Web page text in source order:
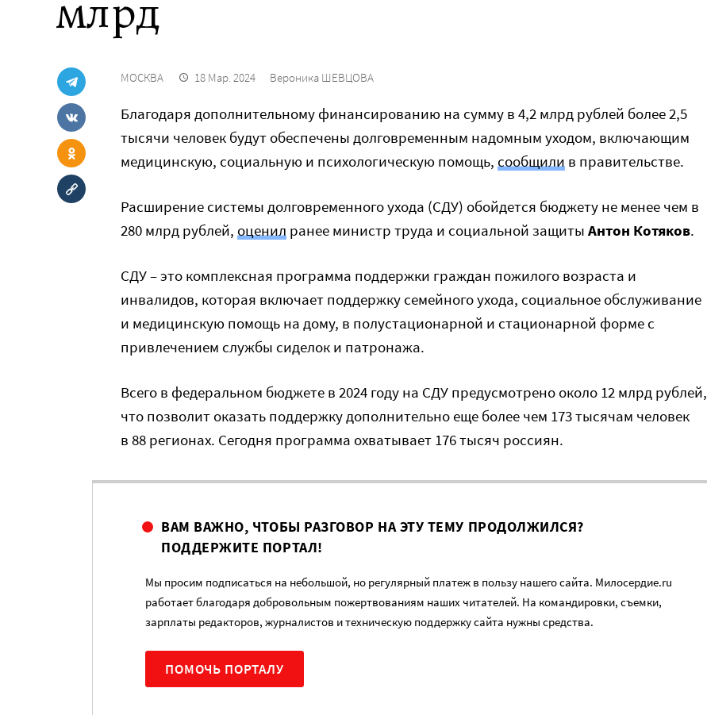
млрд
МОСКВА 18 Мар. 2024 Вероника ШЕВЦОВА
Благодаря дополнительному финансированию на сумму в 4,2 млрд рублей более 2,5
тысячи человек будут обеспечены долговременным надомным уходом, включающим
медицинскую, социальную и психологическую помощь, сообщили в правительстве.
Расширение системы долговременного ухода (СДУ) обойдется бюджету не менее чем в
280 млрд рублей, оценил ранее министр труда и социальной защиты Антон Котяков.
СДУ – это комплексная программа поддержки граждан пожилого возраста и
инвалидов, которая включает поддержку семейного ухода, социальное обслуживание
и медицинскую помощь на дому, в полустационарной и стационарной форме с
привлечением службы сиделок и патронажа.
Всего в федеральном бюджете в 2024 году на СДУ предусмотрено около 12 млрд рублей,
что позволит оказать поддержку дополнительно еще более чем 173 тысячам человек
в 88 регионах. Сегодня программа охватывает 176 тысяч россиян.
ВАМ ВАЖНО, ЧТОБЫ РАЗГОВОР НА ЭТУ ТЕМУ ПРОДОЛЖИЛСЯ?
ПОДДЕРЖИТЕ ПОРТАЛ!
Мы просим подписаться на небольшой, но регулярный платеж в пользу нашего сайта. Милосердие.ru
работает благодаря добровольным пожертвованиям наших читателей. На командировки, съемки,
зарплаты редакторов, журналистов и техническую поддержку сайта нужны средства.
ПОМОЧЬ ПОРТАЛУ